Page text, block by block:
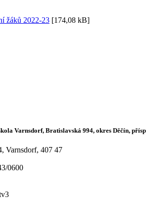
žáků 2022-23 [174,08 kB]
Varnsdorf, Bratislavská 994, okres Děčín,
Varnsdorf, 407 47
0600